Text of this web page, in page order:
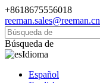
+8618675556018
reeman.sales@reeman.cn
Búsqueda de
Idioma
Español